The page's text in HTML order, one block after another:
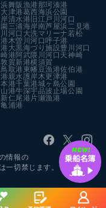
舞阪漁港 那珂湊港
大津港葛西海浜公園
清水港 旧江戸川河口
三浦海岸南芦屋浜二見港
河口 大洗マリーナ若松
木曽川河口 呼子港
大黒海づり施設豊川河口
港 阿武隈川河口 天神崎
敦賀新港横須賀
鳥取港 東幡豆漁港佐伯港
親水護岸木更津港
港千葉港城ヶ島公園
港牛深宇品波止場公園
新仁尾港 片瀬漁港
亀浦港
情報の
一切禁じます。